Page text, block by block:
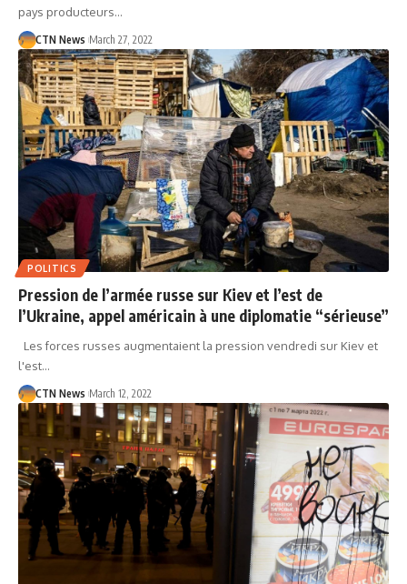
pays producteurs…
CTN News March 27, 2022
POLITICS
Pression de l’armée russe sur Kiev et l’est de
l’Ukraine, appel américain à une diplomatie “sérieuse”
Les forces russes augmentaient la pression vendredi sur Kiev et
l'est…
CTN News March 12, 2022